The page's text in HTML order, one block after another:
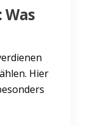
Was
Hier